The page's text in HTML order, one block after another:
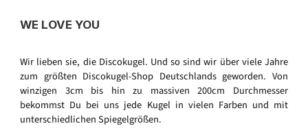
WE LOVE YOU
Wir lieben sie, die Discokugel. Und so sind wir über viele Jahre
zum größten Discokugel-Shop Deutschlands geworden. Von
winzigen 3cm bis hin zu massiven 200cm Durchmesser
bekommst Du bei uns jede Kugel in vielen Farben und mit
unterschiedlichen Spiegelgrößen.